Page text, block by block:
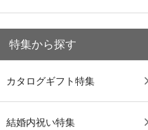
特集から探す
カタログギフト特集
結婚内祝い特集